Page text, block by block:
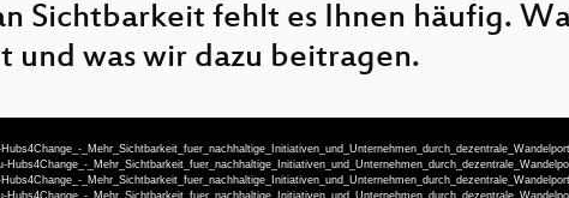
Sichtbarkeit fehlt es Ihnen häufig.
und was wir dazu beitragen.